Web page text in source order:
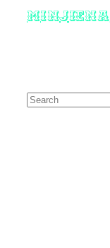
minjiena